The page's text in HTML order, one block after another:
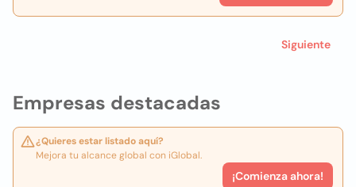
Empresas destacadas
¿Quieres estar listado aquí?
Mejora tu alcance global con iGlobal.
¡Comienza ahora!
Siguiente